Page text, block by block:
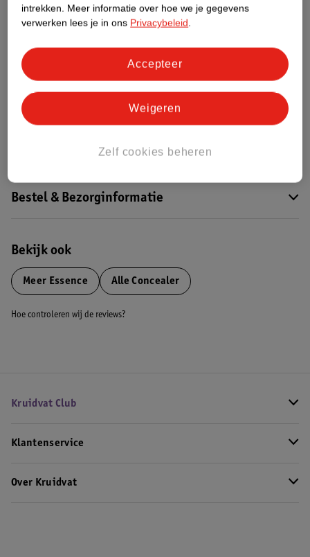
Productinformatie
Etiketinformatie
Nature Impact Score
Dit product heeft (nog) geen Nature
Impact Score.
Bestel & Bezorginformatie
Bekijk ook
Meer Essence Alle Concealer
Hoe controleren wij de reviews?
Kruidvat Club
Klantenservice
Over Kruidvat
intrekken. Meer informatie over hoe we je gegevens
verwerken lees je in ons Privacybeleid.
Zelf cookies beheren
Weigeren
Accepteer